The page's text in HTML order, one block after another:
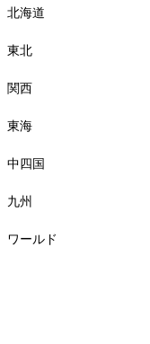
北海道
東北
関西
東海
中四国
九州
ワールド